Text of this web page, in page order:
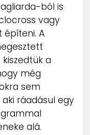
ból is
vagy
építeni. A
a
még
sem
ráadásul egy
alá.